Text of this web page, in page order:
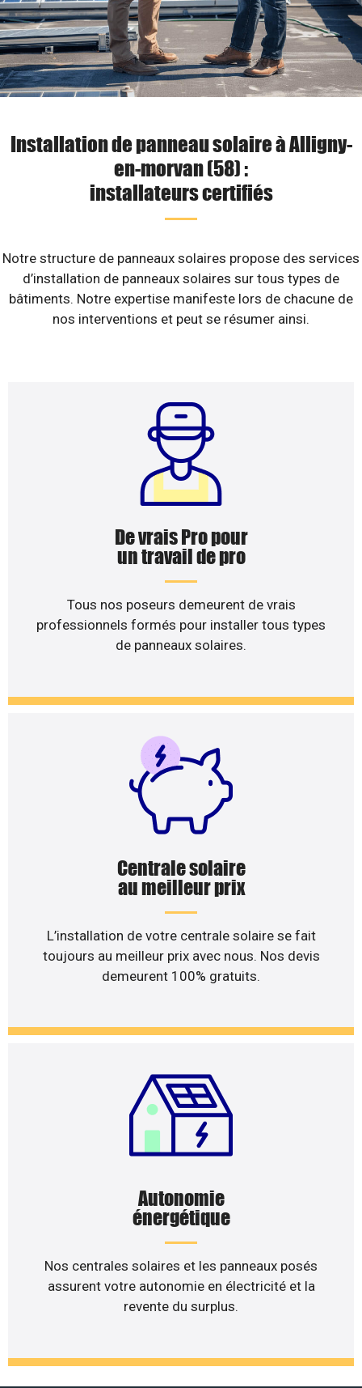
Installation de panneau solaire à Alligny-
en-morvan (58) :
installateurs certifiés
Notre structure de panneaux solaires propose des services
d’installation de panneaux solaires sur tous types de
bâtiments. Notre expertise manifeste lors de chacune de
nos interventions et peut se résumer ainsi.
De vrais Pro pour
un travail de pro
Tous nos poseurs demeurent de vrais
professionnels formés pour installer tous types
de panneaux solaires.
Centrale solaire
au meilleur prix
L’installation de votre centrale solaire se fait
toujours au meilleur prix avec nous. Nos devis
demeurent 100% gratuits.
Autonomie
énergétique
Nos centrales solaires et les panneaux posés
assurent votre autonomie en électricité et la
revente du surplus.